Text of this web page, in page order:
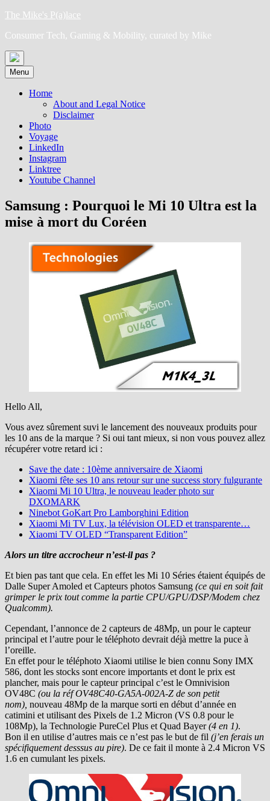
Skip
content
The Mike's P(a)lace
Consumer Tech, Gaming & Mobility, curated by Mike
Menu
Home
About and Legal Notice
Disclaimer
Photo
Voyage
LinkedIn
Instagram
Linktree
Youtube Channel
Samsung : Pourquoi le Mi 10 Ultra est la
mise à mort du Coréen
Hello All,
Vous avez sûrement suvi le lancement des nouveaux produits pour
les 10 ans de la marque ? Si oui tant mieux, si non vous pouvez allez
récupérer votre retard ici :
Save the date : 10ème anniversaire de Xiaomi
Xiaomi fête ses 10 ans retour sur une success story fulgurante
Xiaomi Mi 10 Ultra, le nouveau leader photo sur
DXOMARK
Ninebot GoKart Pro Lamborghini Edition
Xiaomi Mi TV Lux, la télévision OLED et transparente…
Xiaomi TV OLED “Transparent Edition”
Alors un titre accrocheur n’est-il pas ?
Et bien pas tant que cela. En effet les Mi 10 Séries étaient équipés de
Dalle Super Amoled et Capteurs photos Samsung (ce qui en soit fait
grimper le prix tout comme la partie CPU/GPU/DSP/Modem chez
Qualcomm).
Cependant, l’annonce de 2 capteurs de 48Mp, un pour le capteur
principal et l’autre pour le téléphoto devrait déjà mettre la puce à
l’oreille.
En effet pour le téléphoto Xiaomi utilise le bien connu Sony IMX
586, dont les stocks sont encore importants et dont le prix est
plancher, mais pour le capteur principal c’est le Omnivision
OV48C (ou la réf OV48C40-GA5A-002A-Z de son petit
nom), nouveau 48Mp de la marque sorti en début d’année en
catimini et utilisant des Pixels de 1.2 Micron (VS 0.8 pour le
108Mp), la Technologie PureCel Plus et Quad Bayer(4 en 1).
Bon il en utilise d’autres mais ce n’est pas le but de fil (j’en ferais un
spécifiquement desssus au pire). De ce fait il monte à 2.4 Micron VS
1.6 en cumulant les pixels.